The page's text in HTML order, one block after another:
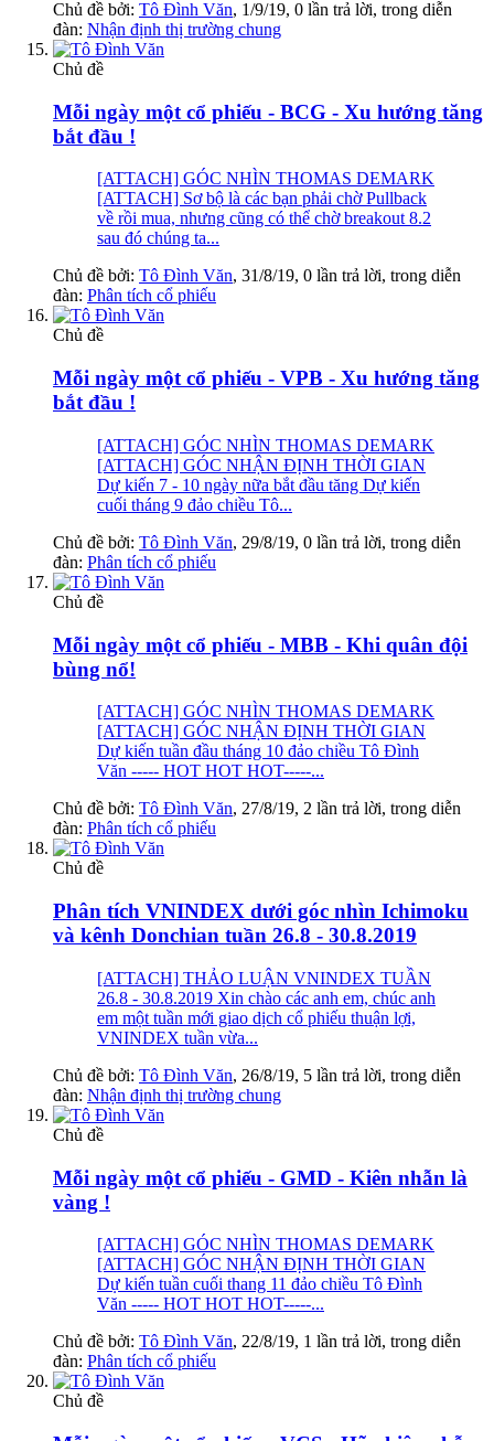
Chủ đề bởi: Tô Đình Văn, 1/9/19, 0 lần trả lời, trong diễn
đàn: Nhận định thị trường chung
Chủ đề
Mỗi ngày một cổ phiếu - BCG - Xu hướng tăng
bắt đầu !
[ATTACH] GÓC NHÌN THOMAS DEMARK
[ATTACH] Sơ bộ là các bạn phải chờ Pullback
về rồi mua, nhưng cũng có thể chờ breakout 8.2
sau đó chúng ta...
Chủ đề bởi: Tô Đình Văn, 31/8/19, 0 lần trả lời, trong diễn
đàn: Phân tích cổ phiếu
Chủ đề
Mỗi ngày một cổ phiếu - VPB - Xu hướng tăng
bắt đầu !
[ATTACH] GÓC NHÌN THOMAS DEMARK
[ATTACH] GÓC NHẬN ĐỊNH THỜI GIAN
Dự kiến 7 - 10 ngày nữa bắt đầu tăng Dự kiến
cuối tháng 9 đảo chiều Tô...
Chủ đề bởi: Tô Đình Văn, 29/8/19, 0 lần trả lời, trong diễn
đàn: Phân tích cổ phiếu
Chủ đề
Mỗi ngày một cổ phiếu - MBB - Khi quân đội
bùng nổ!
[ATTACH] GÓC NHÌN THOMAS DEMARK
[ATTACH] GÓC NHẬN ĐỊNH THỜI GIAN
Dự kiến tuần đầu tháng 10 đảo chiều Tô Đình
Văn ----- HOT HOT HOT-----...
Chủ đề bởi: Tô Đình Văn, 27/8/19, 2 lần trả lời, trong diễn
đàn: Phân tích cổ phiếu
Chủ đề
Phân tích VNINDEX dưới góc nhìn Ichimoku
và kênh Donchian tuần 26.8 - 30.8.2019
[ATTACH] THẢO LUẬN VNINDEX TUẦN
26.8 - 30.8.2019 Xin chào các anh em, chúc anh
em một tuần mới giao dịch cổ phiếu thuận lợi,
VNINDEX tuần vừa...
Chủ đề bởi: Tô Đình Văn, 26/8/19, 5 lần trả lời, trong diễn
đàn: Nhận định thị trường chung
Chủ đề
Mỗi ngày một cổ phiếu - GMD - Kiên nhẫn là
vàng !
[ATTACH] GÓC NHÌN THOMAS DEMARK
[ATTACH] GÓC NHẬN ĐỊNH THỜI GIAN
Dự kiến tuần cuối thang 11 đảo chiều Tô Đình
Văn ----- HOT HOT HOT-----...
Chủ đề bởi: Tô Đình Văn, 22/8/19, 1 lần trả lời, trong diễn
đàn: Phân tích cổ phiếu
Chủ đề